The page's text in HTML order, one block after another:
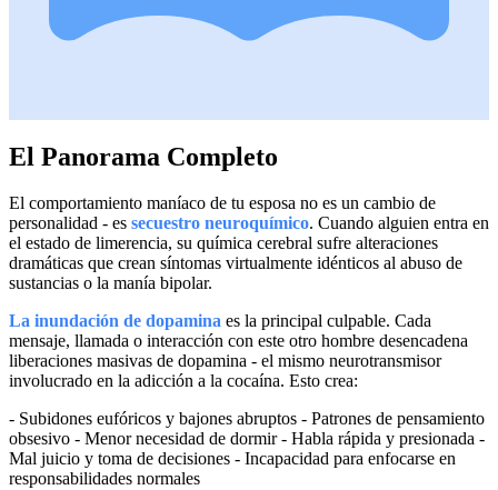
El Panorama Completo
El comportamiento maníaco de tu esposa no es un cambio de
personalidad - es secuestro neuroquímico. Cuando alguien entra en
el estado de limerencia, su química cerebral sufre alteraciones
dramáticas que crean síntomas virtualmente idénticos al abuso de
sustancias o la manía bipolar.
La inundación de dopamina es la principal culpable. Cada
mensaje, llamada o interacción con este otro hombre desencadena
liberaciones masivas de dopamina - el mismo neurotransmisor
involucrado en la adicción a la cocaína. Esto crea:
- Subidones eufóricos y bajones abruptos - Patrones de pensamiento
obsesivo - Menor necesidad de dormir - Habla rápida y presionada -
Mal juicio y toma de decisiones - Incapacidad para enfocarse en
responsabilidades normales